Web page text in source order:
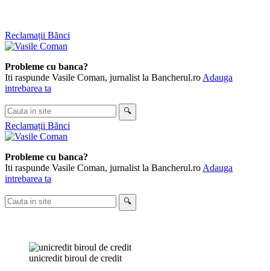
Skip
to
Reclamații Bănci
Probleme cu banca?
Iti raspunde Vasile Coman, jurnalist la Bancherul.ro Adauga
intrebarea ta
Cauta
in
site
🔍
Reclamații Bănci
Probleme cu banca?
Iti raspunde Vasile Coman, jurnalist la Bancherul.ro Adauga
intrebarea ta
Cauta
in
🔍
unicredit biroul de credit